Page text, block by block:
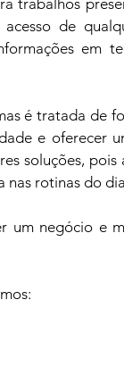
trabalhos
de
em
é tratada de
e oferecer
soluções,
nas rotinas do
um negócio e